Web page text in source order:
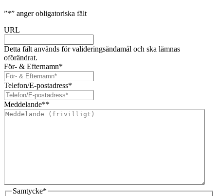
”*” anger obligatoriska fält
URL
Detta fält används för valideringsändamål och ska lämnas
oförändrat.
För- & Efternamn*
Telefon/E-postadress*
Meddelande**
Samtycke*